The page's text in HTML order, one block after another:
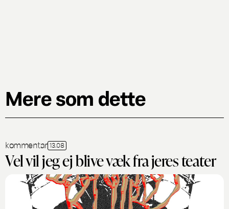
Mere som dette
kommentar 13.08
Vel vil jeg ej blive væk fra jeres teater